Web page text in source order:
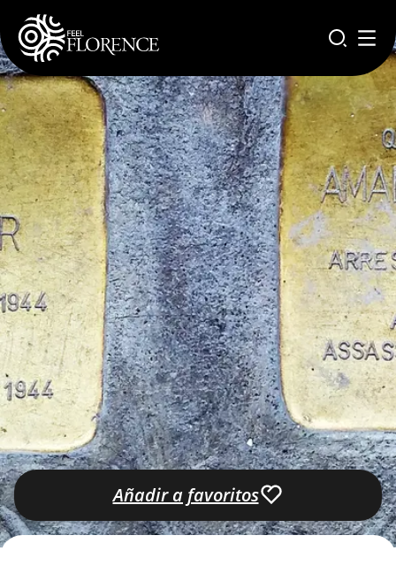
Pasar al contenido principal
Añadir a favoritos